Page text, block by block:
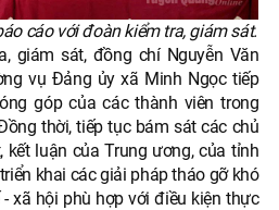
cáo với đoàn kiểm tra, giám sát.
giám sát, đồng chí Nguyễn Văn
vụ Đảng ủy xã Minh Ngọc tiếp
góp của các thành viên trong
thời, tiếp tục bám sát các chủ
kết luận của Trung ương, của tỉnh
khai các giải pháp tháo gỡ khó
xã hội phù hợp với điều kiện thực